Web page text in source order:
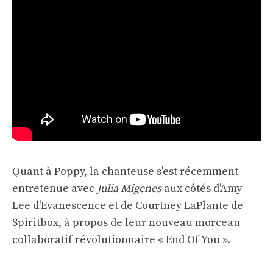
Quant à Poppy, la chanteuse s'est récemment
entretenue avec Julia Migenesaux côtés d'Amy
Lee d'Evanescence et de Courtney LaPlante de
Spiritbox, à propos de leur nouveau morceau
collaboratif révolutionnaire « End Of You ».